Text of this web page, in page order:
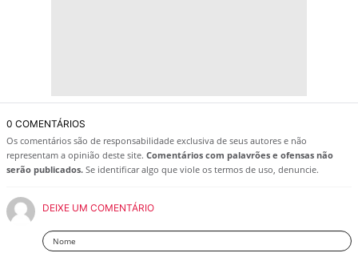
0 COMENTÁRIOS
Os comentários são de responsabilidade exclusiva de seus autores e não
representam a opinião deste site. Comentários com palavrões e ofensas não
serão publicados. Se identificar algo que viole os termos de uso, denuncie.
DEIXE UM COMENTÁRIO
Nome